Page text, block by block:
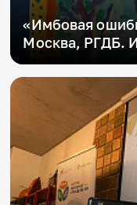
«Имбовая
Москва, РГДБ.